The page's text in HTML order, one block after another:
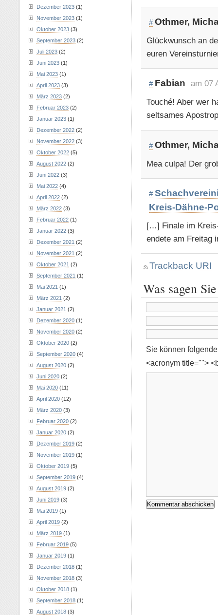
# Othmer,
Glückwunsch an
euren
# Fabian
am 07
Touché! Aber wer
seltsames
# Othmer,
Mea culpa! Der
#
Kreis-Dähne-
[…] Finale im
endete am Freitag
Trackback URI
Was sagen
Sie können
<acronym title="">
Dezember 2023 (1)
November 2023 (1)
Oktober 2023 (3)
September 2023 (2)
Juli 2023 (2)
Juni 2023 (1)
Mai 2023 (1)
April 2023 (3)
März 2023 (2)
Februar 2023 (2)
Januar 2023 (1)
Dezember 2022 (2)
November 2022 (3)
Oktober 2022 (5)
August 2022 (2)
Juni 2022 (3)
Mai 2022 (4)
April 2022 (2)
März 2022 (3)
Februar 2022 (1)
Januar 2022 (3)
Dezember 2021 (2)
November 2021 (2)
Oktober 2021 (2)
September 2021 (1)
Mai 2021 (1)
März 2021 (2)
Januar 2021 (2)
Dezember 2020 (1)
November 2020 (2)
Oktober 2020 (2)
September 2020 (4)
August 2020 (2)
Juni 2020 (2)
Mai 2020 (11)
April 2020 (12)
März 2020 (3)
Februar 2020 (2)
Januar 2020 (2)
Dezember 2019 (2)
November 2019 (1)
Oktober 2019 (5)
September 2019 (4)
August 2019 (2)
Juni 2019 (3)
Mai 2019 (1)
April 2019 (2)
März 2019 (1)
Februar 2019 (5)
Januar 2019 (1)
Dezember 2018 (1)
November 2018 (3)
Oktober 2018 (1)
September 2018 (1)
August 2018 (3)